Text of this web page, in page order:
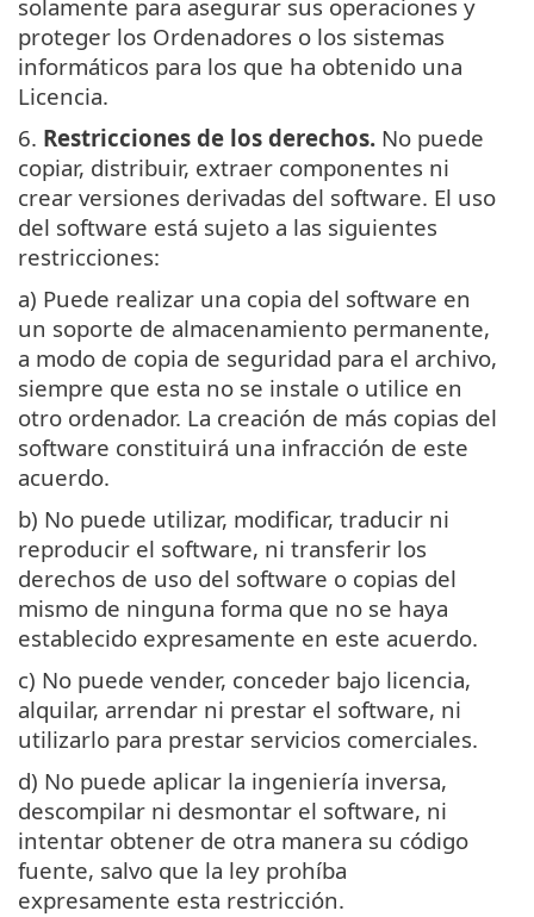
solamente para asegurar sus operaciones y
proteger los Ordenadores o los sistemas
informáticos para los que ha obtenido una
Licencia.
6. Restricciones de los derechos. No puede
copiar, distribuir, extraer componentes ni
crear versiones derivadas del software. El uso
del software está sujeto a las siguientes
restricciones:
a) Puede realizar una copia del software en
un soporte de almacenamiento permanente,
a modo de copia de seguridad para el archivo,
siempre que esta no se instale o utilice en
otro ordenador. La creación de más copias del
software constituirá una infracción de este
acuerdo.
b) No puede utilizar, modificar, traducir ni
reproducir el software, ni transferir los
derechos de uso del software o copias del
mismo de ninguna forma que no se haya
establecido expresamente en este acuerdo.
c) No puede vender, conceder bajo licencia,
alquilar, arrendar ni prestar el software, ni
utilizarlo para prestar servicios comerciales.
d) No puede aplicar la ingeniería inversa,
descompilar ni desmontar el software, ni
intentar obtener de otra manera su código
fuente, salvo que la ley prohíba
expresamente esta restricción.